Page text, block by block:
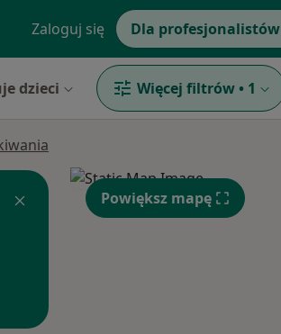
Zaloguj się Dla profesjonalistów
dzieci Więcej filtrów • 1
Powiększ mapę